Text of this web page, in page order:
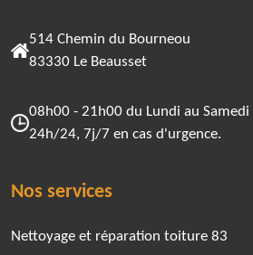
514 Chemin du Bourneou
83330 Le Beausset
08h00 - 21h00 du Lundi au Samedi
24h/24, 7j/7 en cas d'urgence.
Nos services
Nettoyage et réparation toiture 83